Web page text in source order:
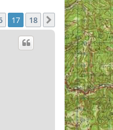
17 18 Suivante